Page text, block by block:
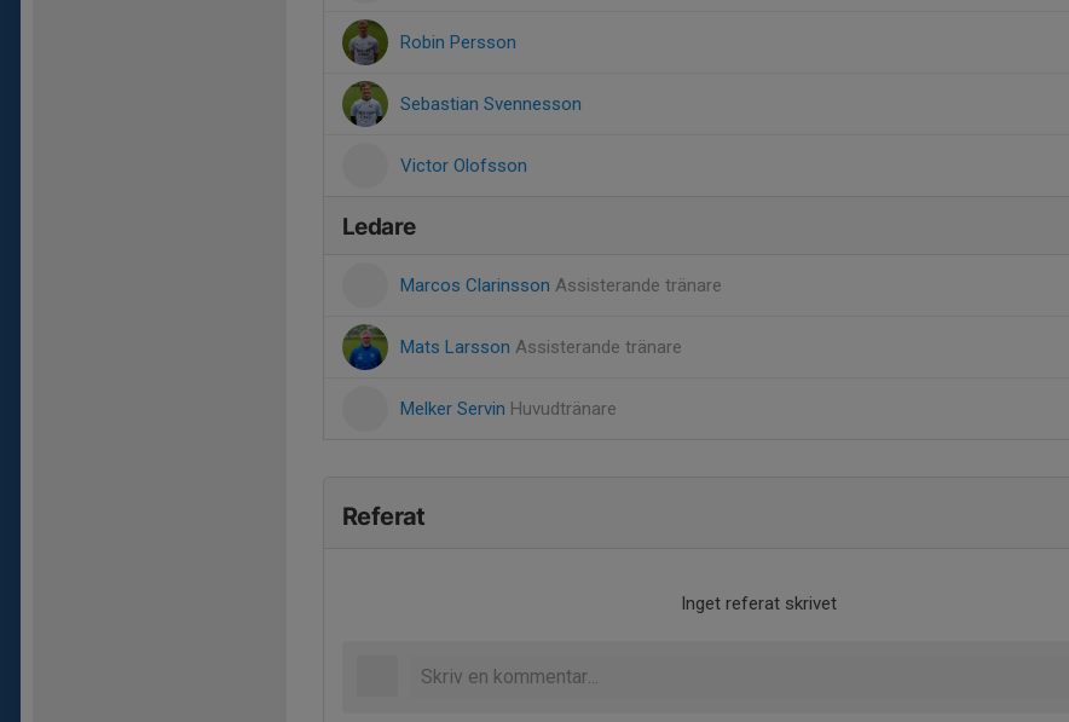
Robin Persson
Sebastian Svennesson
Victor Olofsson
Ledare
Marcos Clarinsson Assisterande tränare
Mats Larsson Assisterande tränare
Melker Servin Huvudtränare
Referat
Inget referat skrivet